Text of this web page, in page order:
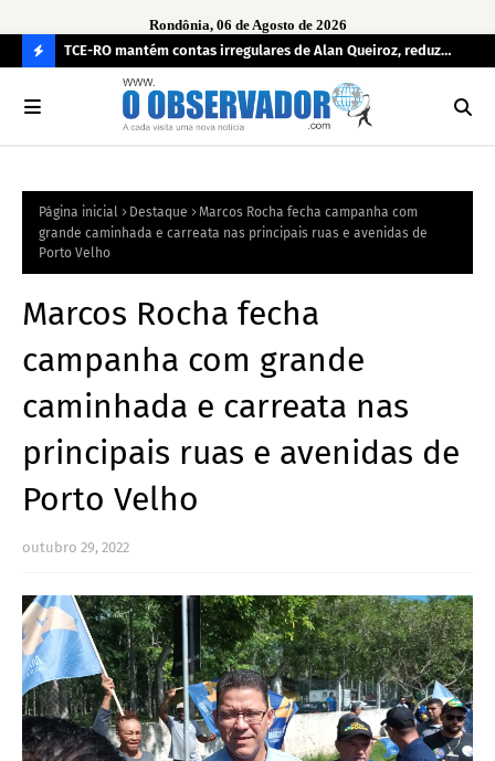
Rondônia, 06 de Agosto de 2026
O
R
A
TCE-RO mantém contas irregulares de Alan Queiroz, reduz
multa e caso pode gerar Inelegibilidade
Página inicial Destaque
Marcos Rocha fecha campanha com
grande caminhada e carreata nas principais ruas e avenidas de
Porto Velho
Marcos Rocha fecha
campanha com grande
caminhada e carreata nas
principais ruas e avenidas de
Porto Velho
outubro 29, 2022